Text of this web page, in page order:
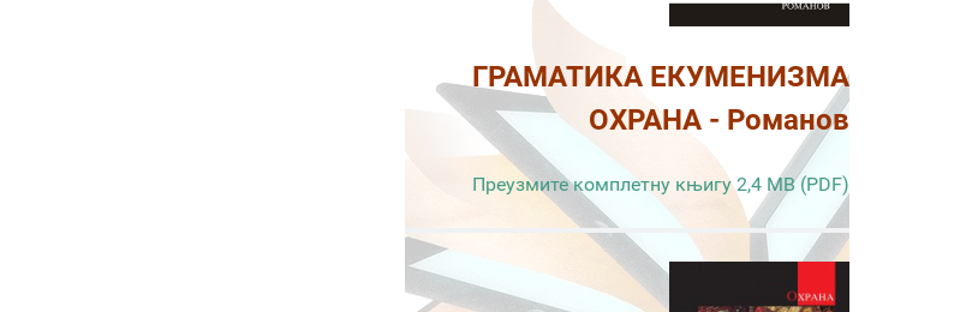
ГРАМАТИКА ЕКУМЕНИЗМА
ОХРАНА - Романов
Преузмите комплетну књигу 2,4 MB (PDF)